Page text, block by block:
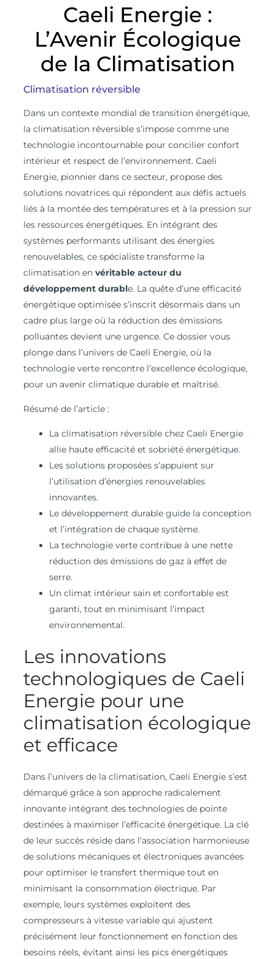
Caeli Energie :
L’Avenir Écologique
de la Climatisation
Climatisation réversible
Dans un contexte mondial de transition énergétique,
la climatisation réversible s’impose comme une
technologie incontournable pour concilier confort
intérieur et respect de l’environnement. Caeli
Energie, pionnier dans ce secteur, propose des
solutions novatrices qui répondent aux défis actuels
liés à la montée des températures et à la pression sur
les ressources énergétiques. En intégrant des
systèmes performants utilisant des énergies
renouvelables, ce spécialiste transforme la
climatisation en véritable acteur du
développement durable. La quête d’une efficacité
énergétique optimisée s’inscrit désormais dans un
cadre plus large où la réduction des émissions
polluantes devient une urgence. Ce dossier vous
plonge dans l’univers de Caeli Energie, où la
technologie verte rencontre l’excellence écologique,
pour un avenir climatique durable et maîtrisé.
Résumé de l’article :
La climatisation réversible chez Caeli Energie
allie haute efficacité et sobriété énergétique.
Les solutions proposées s’appuient sur
l’utilisation d’énergies renouvelables
innovantes.
Le développement durable guide la conception
et l’intégration de chaque système.
La technologie verte contribue à une nette
réduction des émissions de gaz à effet de
serre.
Un climat intérieur sain et confortable est
garanti, tout en minimisant l’impact
environnemental.
Les innovations
technologiques de Caeli
Energie pour une
climatisation écologique
et efficace
Dans l’univers de la climatisation, Caeli Energie s’est
démarqué grâce à son approche radicalement
innovante intégrant des technologies de pointe
destinées à maximiser l’efficacité énergétique. La clé
de leur succès réside dans l’association harmonieuse
de solutions mécaniques et électroniques avancées
pour optimiser le transfert thermique tout en
minimisant la consommation électrique. Par
exemple, leurs systèmes exploitent des
compresseurs à vitesse variable qui ajustent
précisément leur fonctionnement en fonction des
besoins réels, évitant ainsi les pics énergétiques